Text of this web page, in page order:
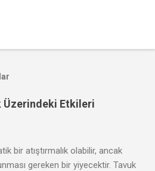
Üzerindeki Etkileri
bir atıştırmalık olabilir, ancak
gereken bir yiyecektir. Tavuk